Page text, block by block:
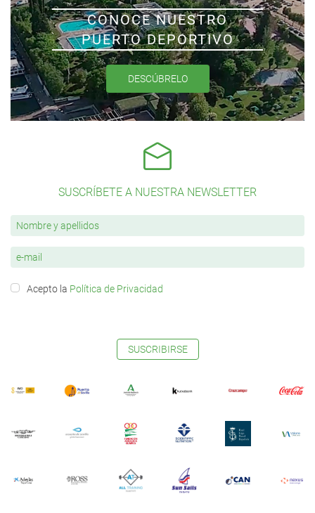
CONOCE NUESTRO
PUERTO DEPORTIVO
DESCÚBRELO
SUSCRÍBETE A NUESTRA NEWSLETTER
Acepto la Política de Privacidad
SUSCRIBIRSE